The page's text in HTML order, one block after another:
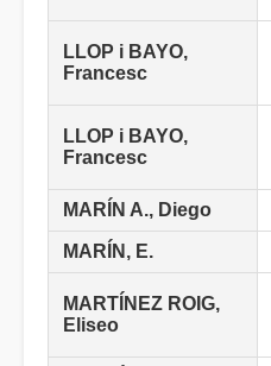
LLOP i BAYO,
Francesc
LLOP i BAYO,
Francesc
MARÍN A., Diego
MARÍN, E.
MARTÍNEZ ROIG,
Eliseo